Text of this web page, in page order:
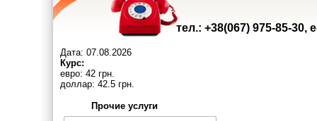
тел.: +38(067) 975-85-30,
Дата: 07.08.2026
Курс:
евро: 42 грн.
доллар: 42.5 грн.
Прочие услуги